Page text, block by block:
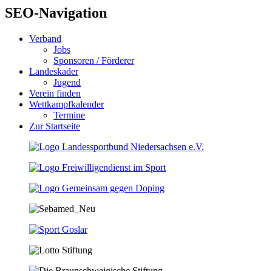
SEO-Navigation
Verband
Jobs
Sponsoren / Förderer
Landeskader
Jugend
Verein finden
Wettkampfkalender
Termine
Zur Startseite